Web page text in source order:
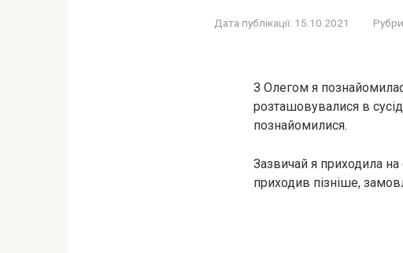
Дата публікації: 15.10.2021
З Олегом я
розташовувалися в
познайомилися.
Зазвичай я приходила
приходив пізніше,